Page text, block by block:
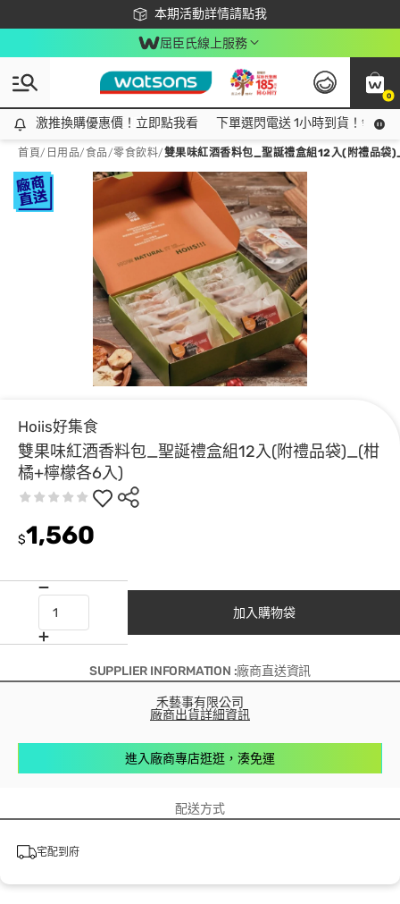
本期活動詳情請點我
下載app最高回饋$350
屈臣氏線上服務
0
激推換購優惠價！立即點我看
激推換購優惠價！立即點我看 下單選閃電送 1小時到貨！領神
首頁/ 日用品/食品/零食飲料/雙果味紅酒香料包_聖誕禮盒組12入(附禮品袋
Hoiis好集食
雙果味紅酒香料包_聖誕禮盒組12入(附禮品袋)_(柑
橘+檸檬各6入)
$1,560
加入購物袋
SUPPLIER INFORMATION :廠商直送資訊
禾藝事有限公司
廠商出貨詳細資訊
進入廠商專店逛逛，湊免運
配送方式
宅配到府